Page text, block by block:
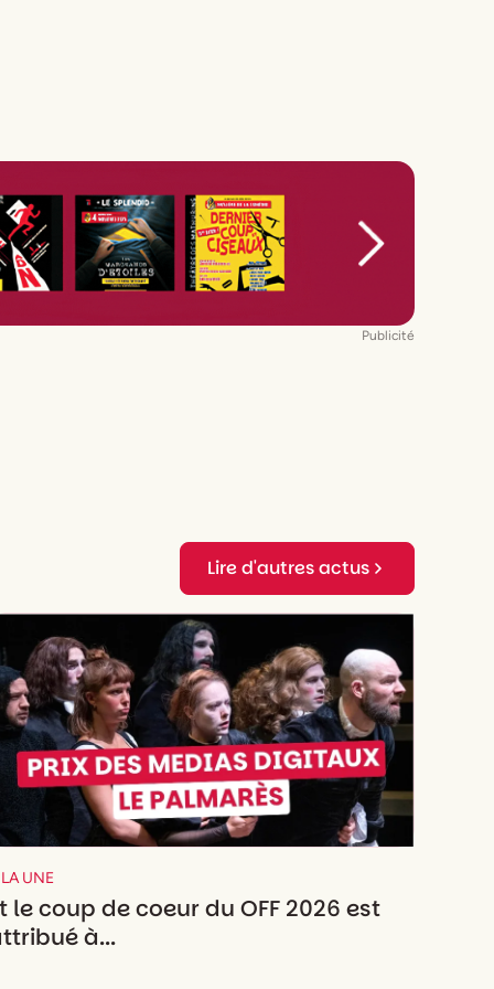
Publicité
Lire d'autres actus
UNE
le coup de coeur du OFF 2026 est
à...